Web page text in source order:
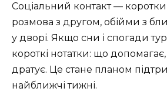
Соціальний контакт —
розмова з другом, обійми з
у дворі. Якщо сни і спогади
короткі нотатки: що
дратує. Це стане планом
найближчі тижні.